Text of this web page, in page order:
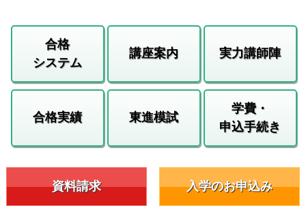
合格
システム
講座案内 実力講師陣
合格実績 東進模試
学費・
申込手続き
資料請求 入学のお申込み